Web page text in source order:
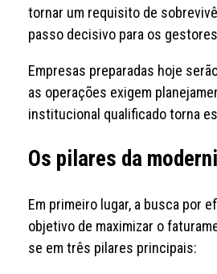
tornar um requisito de
passo decisivo para os
Empresas preparadas hoje
as operações exigem
institucional qualificado torna
Os pilares da
Em primeiro lugar, a busca por
objetivo de maximizar o
se em três pilares principais: